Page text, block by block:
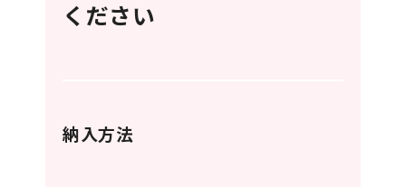
ください
納入方法